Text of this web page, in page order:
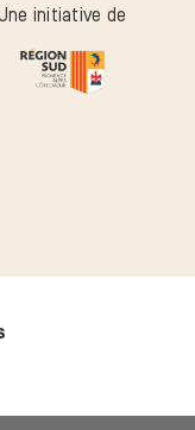
initiative de